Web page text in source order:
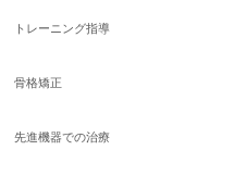
トレーニング指導
骨格矯正
先進機器での治療